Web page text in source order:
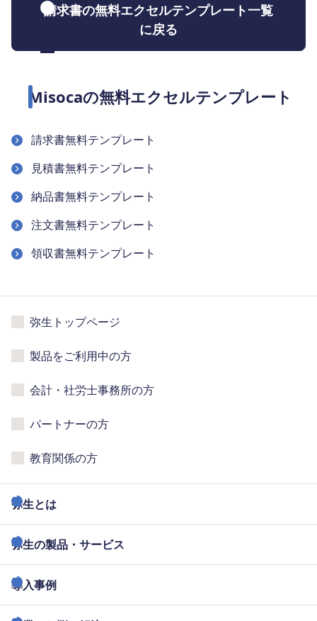
請求書の無料エクセルテンプレート一覧
に戻る
Misocaの無料エクセルテンプレート
請求書無料テンプレート
見積書無料テンプレート
納品書無料テンプレート
注文書無料テンプレート
領収書無料テンプレート
弥生トップページ
製品をご利用中の方
会計・社労士事務所の方
パートナーの方
教育関係の方
弥生とは
弥生の製品・サービス
導入事例